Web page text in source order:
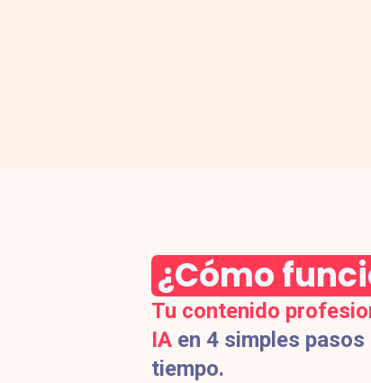
¿Cómo
Tu contenido
IA en 4 simples
tiempo.